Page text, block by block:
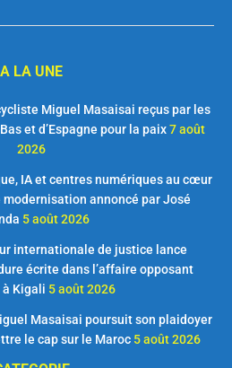
A LA UNE
Miguel Masaisai reçus par les
et d’Espagne pour la paix7 août
2026
IA et centres numériques au cœur
modernisation annoncé par José
5 août 2026
internationale de justice lance
écrite dans l’affaire opposant
à Kigali 5 août 2026
Masaisai poursuit son plaidoyer
le cap sur le Maroc 5 août 2026